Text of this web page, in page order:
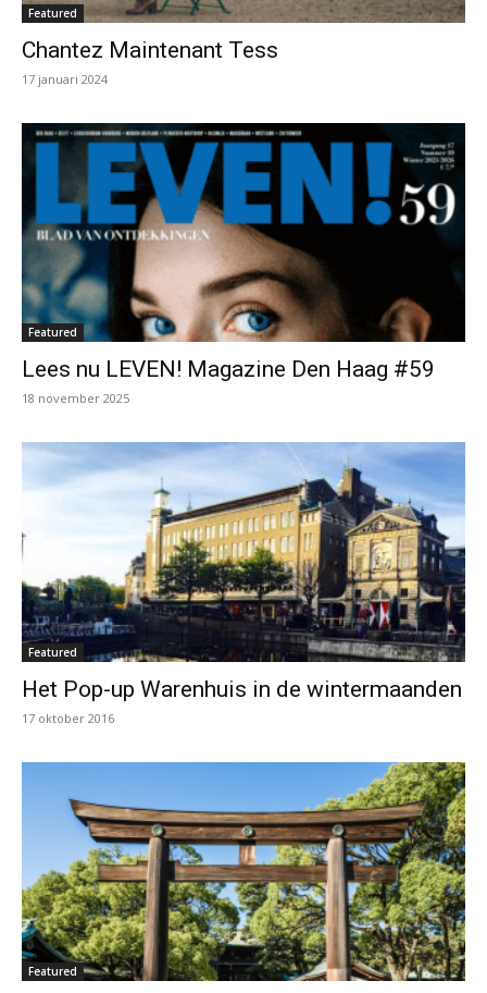
Featured
Chantez Maintenant Tess
17 januari 2024
Featured
Lees nu LEVEN! Magazine Den Haag #59
18 november 2025
Featured
Het Pop-up Warenhuis in de wintermaanden
17 oktober 2016
Featured